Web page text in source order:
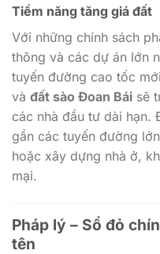
Tiềm năng tăng giá đất
Với những chính sách
thông và các dự án lớn
tuyến đường cao tốc
và đất sào Đoan Bái sẽ
các nhà đầu tư dài
gần các tuyến đường
hoặc xây dựng nhà ở,
mại.
Pháp lý – Sổ đỏ
tên